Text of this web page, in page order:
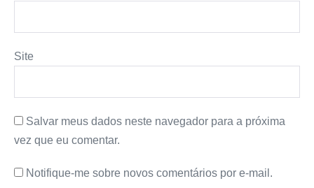
Site
Salvar meus dados neste navegador para a próxima
vez que eu comentar.
Notifique-me sobre novos comentários por e-mail.